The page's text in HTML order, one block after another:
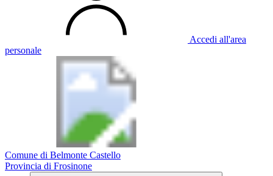
Accedi all'area
personale
Comune di Belmonte Castello
Provincia di Frosinone